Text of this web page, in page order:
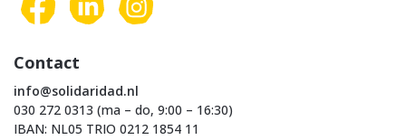
Contact
info@solidaridad.nl
030 272 0313 (ma – do, 9:00 – 16:30)
IBAN: NL05 TRIO 0212 1854 11